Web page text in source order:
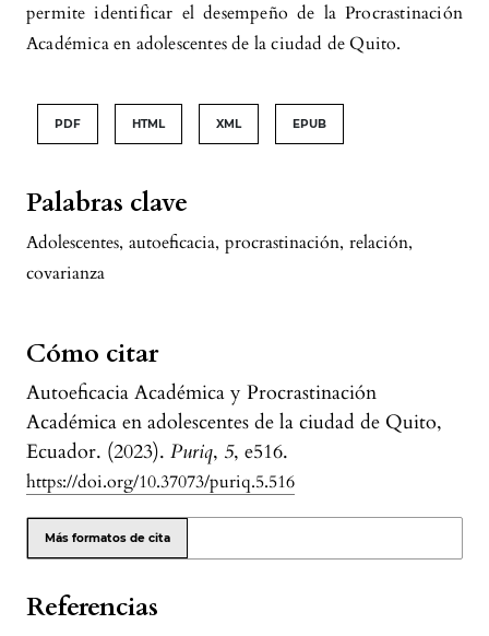
Palabras clave
Adolescentes, autoeficacia, procrastinación, relación,
covarianza
Cómo citar
Autoeficacia Académica y Procrastinación
Académica en adolescentes de la ciudad de Quito,
Ecuador. (2023). Puriq, 5, e516.
https://doi.org/10.37073/puriq.5.516
Más formatos de cita
permite identificar el desempeño de la Procrastinación
Académica en adolescentes de la ciudad de Quito.
PDF HTML XML EPUB
Referencias